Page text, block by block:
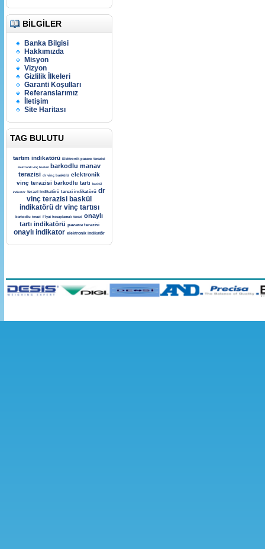
BILGILER
Banka Bilgisi
Hakkımızda
Misyon
Vizyon
Gizlilik İlkeleri
Garanti Koşulları
Referanslarımız
İletişim
Site Haritası
TAG BULUTU
tartım indikatörü Elektronik pazarcı terazisi
elektronik vinç baskül barkodlu manav
terazisi dr vinç baskülü elektronik
vinç terazisi barkodlu tartı baskül
indikatör terazi indikatörü tarezi indikatörü dr
vinç terazisi baskül
indikatörü dr vinç tartısı
barkodlu terazi Fİyat hesaplamalı terazi onaylı
tartı indikatörü pazarcı terazisi
onaylı indikator elektronik indikatör